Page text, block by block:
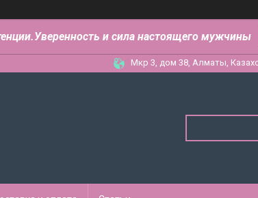
и сила настоящего мужчины
Мкр 3, дом 38, Алматы,